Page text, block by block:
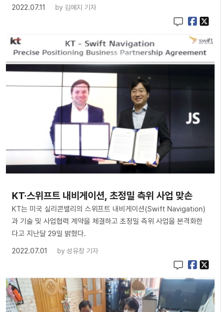
2022.07.11
by 김예지 기자
KT·스위프트 내비게이션, 초정밀 측위 사업 맞손
KT는 미국 실리콘밸리의 스위프트 내비게이션(Swift Navigation)
과 기술 및 사업협력 계약을 체결하고 초정밀 측위 사업을 본격화한
다고 지난달 29일 밝혔다.
2022.07.01
by 성유창 기자